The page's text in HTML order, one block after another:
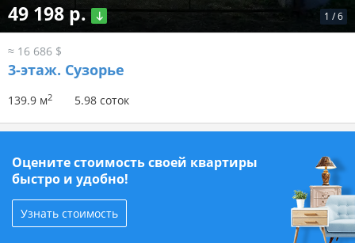
1 /6
49 198 р.
≈ 16 686 $
3-этаж. Сузорье
139.9 м2 5.98 соток
Оцените стоимость своей квартиры
быстро и удобно!
Узнать стоимость